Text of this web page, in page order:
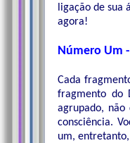
ligação de sua
agora!
Número Um
Cada
fragmento do
agrupado,
consciência.
um,